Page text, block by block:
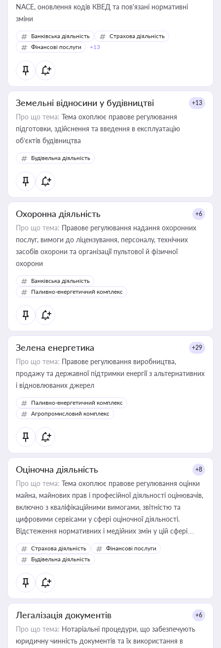
NACE, оновлення кодів КВЕД та пов'язані нормативні
зміни
Банківська діяльність
Страхова діяльність
Фінансові послуги
+13
Земельні відносини у будівництві +13
Про що тема: Тема охоплює правове регулювання
підготовки, здійснення та введення в експлуатацію
об’єктів будівництва
Будівельна діяльність
Охоронна діяльність +6
Про що тема: Правове регулювання надання охоронних
послуг, вимоги до ліцензування, персоналу, технічних
засобів охорони та організації пультової й фізичної
охорони
Банківська діяльність
Паливно-енергетичний комплекс
Зелена енергетика +29
Про що тема: Правове регулювання виробництва,
продажу та державної підтримки енергії з альтернативних
і відновлюваних джерел
Паливно-енергетичний комплекс
Агропромисловий комплекс
Оціночна діяльність +8
Про що тема: Тема охоплює правове регулювання оцінки
майна, майнових прав і професійної діяльності оцінювачів,
включно з кваліфікаційними вимогами, звітністю та
цифровими сервісами у сфері оціночної діяльності.
Відстеження нормативних і медійних змін у цій сфері
корисне для власника бізнесу, керівника, юриста або
бухгалтера під час оподаткування, приватизації, оренди
державного майна, корпоративних угод і перевірки
статусу суб'єктів оціночної діяльності
Страхова діяльність
Фінансові послуги
Будівельна діяльність
Легалізація документів +6
Про що тема: Нотаріальні процедури, що забезпечують
юридичну чинність документів та їх використання в